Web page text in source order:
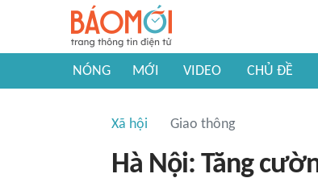
NÓNG MỚI VIDEO CHỦ ĐỀ
Xã hội Giao thông
Hà Nội: Tăng